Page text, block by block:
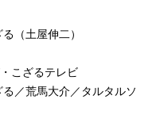
土屋伸二）
ざるテレビ
荒馬大介／タルタルソ